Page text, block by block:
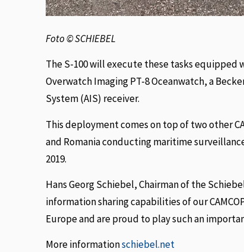
Foto © SCHIEBEL
The S-100 will execute these tasks equipped
Overwatch Imaging PT-8 Oceanwatch, a
System (AIS) receiver.
This deployment comes on top of two other
and Romania conducting maritime
2019.
Hans Georg Schiebel, Chairman of the
information sharing capabilities of our
Europe and are proud to play such an
More informationschiebel.net